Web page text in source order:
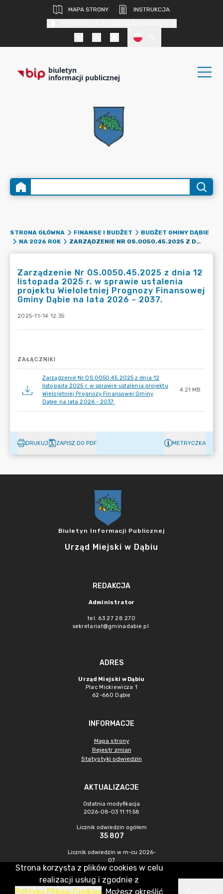
MAPA STRONY
INSTRUKCJA
biuletyn
informacji publicznej
STRONA GŁÓWNA FINANSE I BUDŻET
BUDŻET GMINY DĄBIE
NA 2026 ROK
ZARZĄDZENIE NR OS.0050.45.2025 Z DNIA 12 LISTOPADA 2025 R. W SPRAWIE USTALENIA PROJEKTU WIELOLETNIEJ PROGNOZY FINANSOWEJ GMINY DĄBIE NA LATA 2026 - 2037.
Zarządzenie Nr OS.0050.45.2025 z dnia 12
listopada 2025 r. w sprawie ustalenia
projektu Wieloletniej Prognozy Finansowej
Gminy Dąbie na lata 2026 - 2037.
2025-11-14 12:35
ZAŁĄCZNIKI
Zarządzenie Nr OS.0050.45.2025 z dnia 12
listopada 2025 r. w sprawie ustalenia projektu
Wieloletniej Prognozy Finansowej Gminy
Dąbie na lata 2026 - 2037.
4.21 MB
DRUKUJ ZAPISZ DO PDF METRYCZKA
Biuletyn Informacji Publicznej
Urząd Miejski w Dąbiu
REDAKCJA
Administrator
tel. 63 27 28 270
sekretariat@gminadabie.pl
ADRES
Urząd Miejski w Dąbiu
Plac Mickiewicza 1
62-660 Dąbie
INFORMACJE
Mapa strony
Rejestr zmian
Statystyki odwiedzin
AKTUALIZACJE
Ostatnia modyfikacja
2026-08-03 11:11:58
Licznik odwiedzin ogółem
35 807
Licznik odwiedzin w m-cu 2026-
07
466
CMS & Hosting: Nefeni Sp. z o.o.
Strona korzysta z plików cookies w celu
realizacji usług i zgodnie z
Polityką Plików Cookies. Możesz określić